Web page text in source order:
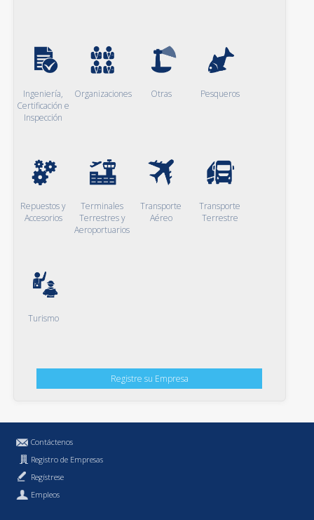
Ingeniería,
Certificación e
Inspección
Organizaciones Otras Pesqueros
Repuestos y
Accesorios
Terminales
Terrestres y
Aeroportuarios
Transporte
Aéreo
Transporte
Terrestre
Turismo
Registre su Empresa
Contáctenos
Registro de Empresas
Regístrese
Empleos